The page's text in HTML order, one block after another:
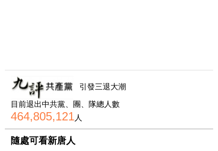
引發三退大潮
目前退出中共黨、團、隊總人數
464,805,121人
隨處可看新唐人